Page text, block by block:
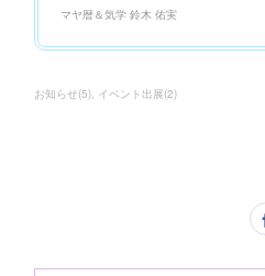
マヤ暦＆気学 鈴木 佑実
お知らせ(5) イベント出展(2)